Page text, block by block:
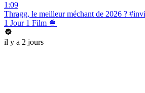
1:09
Thragg, le meilleur méchant de 2026 ?
1 Jour 1 Film 🍿
il y a 2 jours